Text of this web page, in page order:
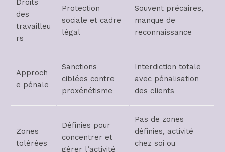
Droits
des
travailleu
rs
Protection
sociale et cadre
légal
Souvent précaires,
manque de
reconnaissance
Approch
e pénale
Sanctions
ciblées contre
proxénétisme
Interdiction totale
avec pénalisation
des clients
Zones
tolérées
Définies pour
concentrer et
gérer l’activité
Pas de zones
définies, activité
chez soi ou